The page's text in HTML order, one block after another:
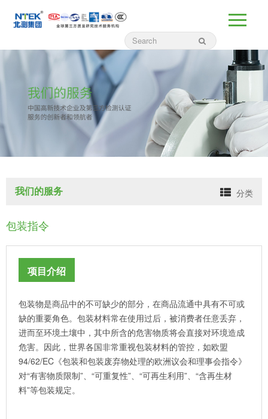
我们的服务 分类
包装指令
项目介绍
包装物是商品中的不可缺少的部分，在商品流通中具有不可或
缺的重要角色。包装材料常在使用过后，被消费者任意丢弃，
进而至环境土壤中，其中所含的危害物质将会直接对环境造成
危害。因此，世界各国非常重视包装材料的管控，如欧盟
94/62/EC《包装和包装废弃物处理的欧洲议会和理事会指令》
对“有害物质限制”、“可重复性”、“可再生利用”、“含再生材
料”等包装规定。